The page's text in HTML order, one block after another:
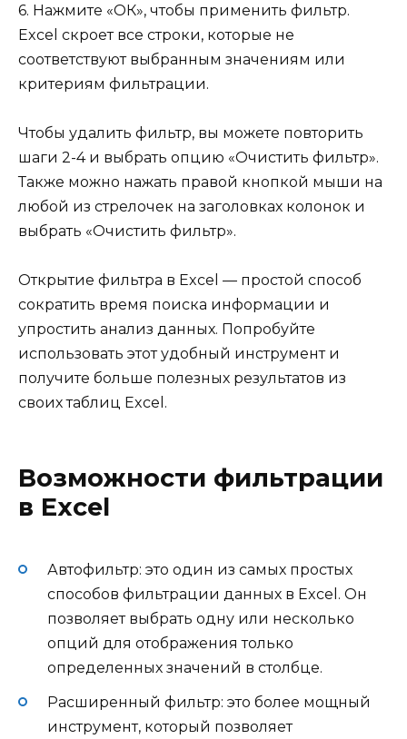
6. Нажмите «ОК», чтобы применить фильтр.
Excel скроет все строки, которые не
соответствуют выбранным значениям или
критериям фильтрации.
Чтобы удалить фильтр, вы можете повторить
шаги 2-4 и выбрать опцию «Очистить фильтр».
Также можно нажать правой кнопкой мыши на
любой из стрелочек на заголовках колонок и
выбрать «Очистить фильтр».
Открытие фильтра в Excel — простой способ
сократить время поиска информации и
упростить анализ данных. Попробуйте
использовать этот удобный инструмент и
получите больше полезных результатов из
своих таблиц Excel.
Возможности фильтрации
в Excel
Автофильтр: это один из самых простых
способов фильтрации данных в Excel. Он
позволяет выбрать одну или несколько
опций для отображения только
определенных значений в столбце.
Расширенный фильтр: это более мощный
инструмент, который позволяет